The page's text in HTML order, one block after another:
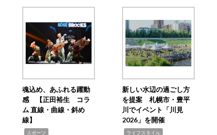
魂込め、あふれる躍動
感 【正田裕生 コラ
ム 直線・曲線・斜め
線】
スポーツ
新しい水辺の過ごし方
を提案 札幌市・豊平
川でイベント「川見
2026」を開催
ライフスタイル